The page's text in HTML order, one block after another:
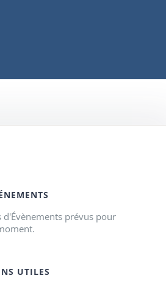
d'Évènements prévus pour
UTILES